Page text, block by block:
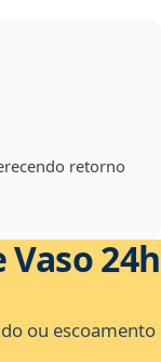
retorno
24h
ou escoamento